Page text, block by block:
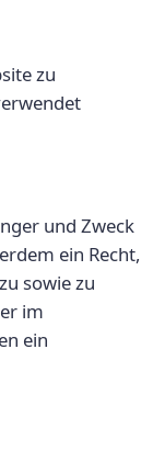
zu
und Zweck
ein Recht,
sowie zu
im
ein